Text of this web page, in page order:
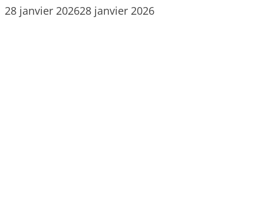
28 janvier 202628 janvier 2026